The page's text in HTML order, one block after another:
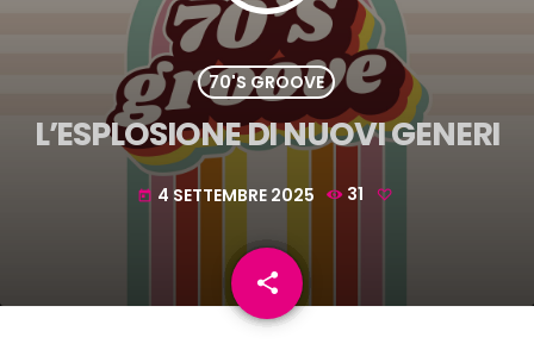
70'S GROOVE
L’ESPLOSIONE DI NUOVI GENERI
today 4 SETTEMBRE 2025 31
share
email